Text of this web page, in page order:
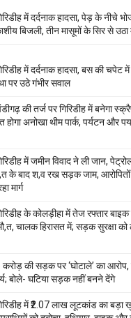
में दर्दनाक हादसा, पेड़ के नीचे
बिजली, तीन मासूमों के सिर से उठा
में दर्दनाक हादसा, बस की चपेट
पर उठे गंभीर सवाल
की तर्ज पर गिरिडीह में बनेगा
अनोखा थीम पार्क, पर्यटन और
में जमीन विवाद ने ली जान,
के बाद श,व रख सड़क जाम, आरोपितों
मार्ग
के कोलड़ीहा में तेज रफ्तार
चालक हिरासत में; सड़क सुरक्षा
की सड़क पर ‘घोटाले’ का आरोप,
बोले- घटिया सड़क नहीं बनने देंगे
में ₹2.07 लाख लूटकांड का बड़ा